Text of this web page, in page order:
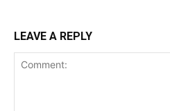
LEAVE A REPLY